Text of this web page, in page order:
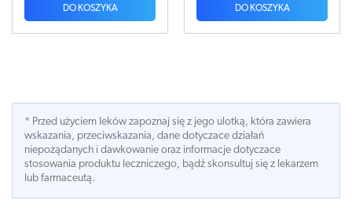
DO KOSZYKA DO KOSZYKA
* Przed użyciem leków zapoznaj się z jego ulotką, która zawiera
wskazania, przeciwskazania, dane dotyczace działań
niepożądanych i dawkowanie oraz informacje dotyczace
stosowania produktu leczniczego, bądź skonsultuj się z lekarzem
lub farmaceutą.